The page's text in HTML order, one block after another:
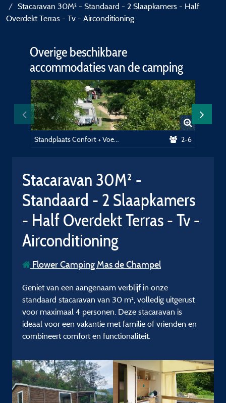
Stacaravan 30M² - Standaard - 2 Slaapkamers - Half
Overdekt Terras - Tv - Airconditioning
Overige beschikbare
accommodaties van de camping
2-6
Stacaravan 30M² -
Standaard - 2 Slaapkamers
- Half Overdekt Terras - Tv -
Airconditioning
Flower Camping Mas de Champel
Geniet van een aangenaam verblijf in onze
standaard stacaravan van 30 m², volledig uitgerust
voor maximaal 4 personen. Deze stacaravan is
ideaal voor een vakantie met familie of vrienden en
combineert comfort en functionaliteit.